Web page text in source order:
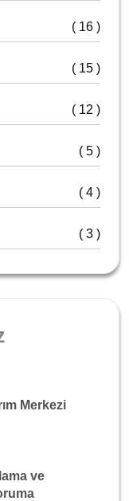
( 16 )
( 15 )
( 12 )
( 5 )
( 4 )
( 3 )
Merkezi
ve